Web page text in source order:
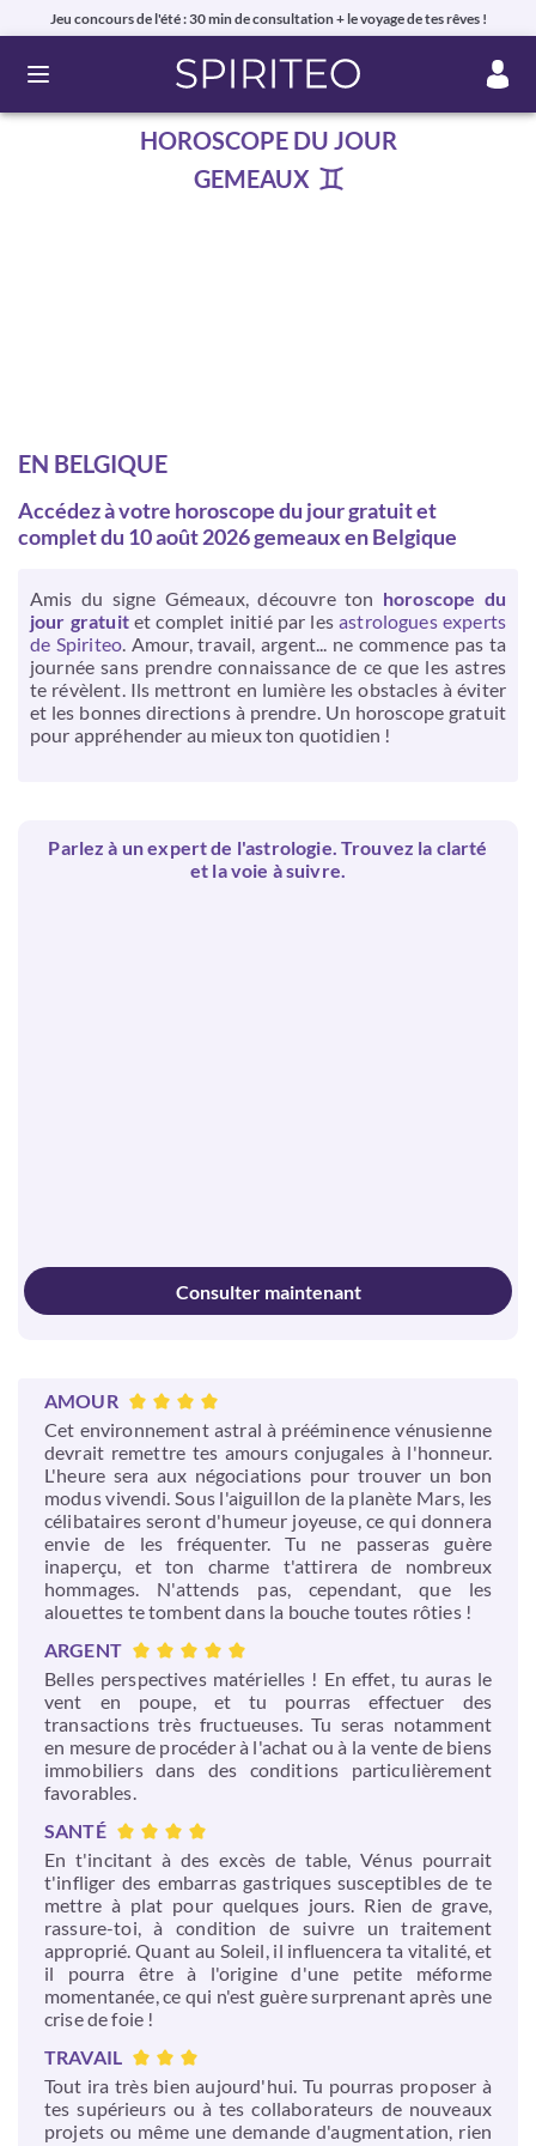
Jeu concours de l'été : 30 min de consultation + le voyage de tes rêves !
Ouvrir le menu
HOROSCOPE DU JOUR
GEMEAUX
EN BELGIQUE
Accédez à votre horoscope du jour gratuit et
complet du 10 août 2026 gemeaux en Belgique
Amis du signe Gémeaux, découvre ton horoscope du
jour gratuitet complet initié par lesastrologues experts
de Spiriteo. Amour, travail, argent... ne commence pas ta
journée sans prendre connaissance de ce que les astres
te révèlent. Ils mettront en lumière les obstacles à éviter
et les bonnes directions à prendre. Un horoscope gratuit
pour appréhender au mieux ton quotidien !
Parlez à un expert de l'astrologie. Trouvez la clarté
et la voie à suivre.
Consulter maintenant
AMOUR
Cet environnement astral à prééminence vénusienne
devrait remettre tes amours conjugales à l'honneur.
L'heure sera aux négociations pour trouver un bon
modus vivendi. Sous l'aiguillon de la planète Mars, les
célibataires seront d'humeur joyeuse, ce qui donnera
envie de les fréquenter. Tu ne passeras guère
inaperçu, et ton charme t'attirera de nombreux
hommages. N'attends pas, cependant, que les
alouettes te tombent dans la bouche toutes rôties !
ARGENT
Belles perspectives matérielles ! En effet, tu auras le
vent en poupe, et tu pourras effectuer des
transactions très fructueuses. Tu seras notamment
en mesure de procéder à l'achat ou à la vente de biens
immobiliers dans des conditions particulièrement
favorables.
SANTÉ
En t'incitant à des excès de table, Vénus pourrait
t'infliger des embarras gastriques susceptibles de te
mettre à plat pour quelques jours. Rien de grave,
rassure-toi, à condition de suivre un traitement
approprié. Quant au Soleil, il influencera ta vitalité, et
il pourra être à l'origine d'une petite méforme
momentanée, ce qui n'est guère surprenant après une
crise de foie !
TRAVAIL
Tout ira très bien aujourd'hui. Tu pourras proposer à
tes supérieurs ou à tes collaborateurs de nouveaux
projets ou même une demande d'augmentation, rien